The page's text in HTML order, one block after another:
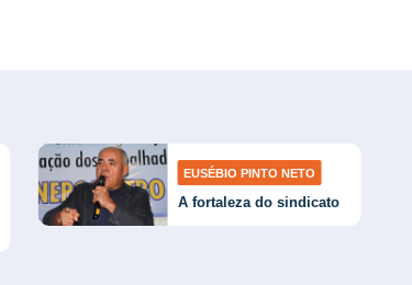
EUSÉBIO PINTO NETO
A fortaleza do sindicato